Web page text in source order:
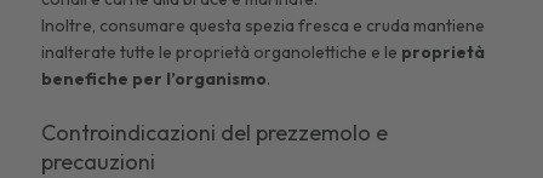
Inoltre, consumare questa spezia fresca e cruda mantiene
inalterate tutte le proprietà organolettiche e le proprietà
benefiche per l’organismo.
Controindicazioni del prezzemolo e
precauzioni